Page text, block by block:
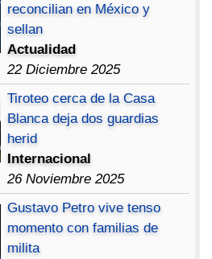
reconcilian en México y
sellan
Actualidad
22 Diciembre 2025
Tiroteo cerca de la Casa
Blanca deja dos guardias
herid
Internacional
26 Noviembre 2025
Gustavo Petro vive tenso
momento con familias de
milita